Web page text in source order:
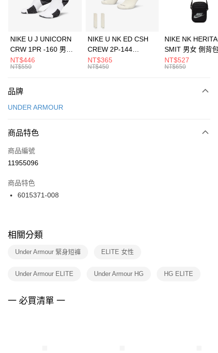
華南商業銀行
彰化商業銀行
上海商業儲蓄銀行
元大商業銀行
台灣樂天信用卡公司
Apple Pay
全盈+PAY
AFTEE先享後付
【關於「AFTEE先享後付」】
便利好安心！
３．安心：先確認商品／服務後，再付款。
【「AFTEE先享後付」結帳流程】
１．於結帳方式選擇「AFTEE先享後付」後，將跳轉至「AFTEE先享後付」
２．訂單成立數日內，您將收到繳費通知簡訊。
３．收到繳費通知簡訊後14天內，點擊此簡訊中的連結，可透過四大超商／
ATM／網路銀行／等多元方式進行付款，方視為交易完成。
※ 交易是否成功請以「AFTEE先享後付 」之結帳頁面顯示為準，若有關於
是否繳費成功／繳費後需取消欲退款等相關疑問，請聯繫「AFTEE先享後付
客戶支援中心」https://netprotections.freshdesk.com/support/home
１．透過由恩沛科技股份有限公司提供之「AFTEE先享後付」服務完成之交
２．關於個人資料處理事宜，請瀏覽以下網址：
運送方式
每筆NT$100，滿NT$1,500(含以上)免運費
宅配
每筆NT$100，滿NT$1,500(含以上)免運費
付款後門市自取
每筆NT$100，滿NT$1,500(含以上)免運費
NIKE U J UNICORN
CRW 1PR -160 男女
中統襪 FZ3393100
NT$446
NT$550
NIKE U NK ED CSH
CREW 2P-144
EMBRDY 男女 短統襪
FZ3073133
NT$365
NT$450
NIKE NK
SMIT 男女 側背
BA5871010
NT$527
NT$650
品牌
UNDER ARMOUR
商品特色
商品編號
11955096
商品特色
6015371-008
相關分類
Under Armour 緊身短褲 ELITE 女性
Under Armour ELITE Under Armour HG HG ELITE
一 必買清單 一